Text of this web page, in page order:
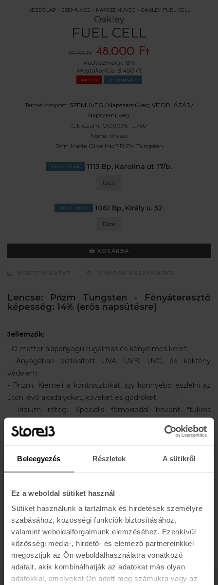
Beleegyezés Részletek A sütikről
Ez a weboldal sütiket használ
Sütiket használunk a tartalmak és hirdetések személyre
szabásához, közösségi funkciók biztosításához,
valamint weboldalforgalmunk elemzéséhez. Ezenkívül
közösségi média-, hirdető- és elemező partnereinkkel
megosztjuk az Ön weboldalhasználatra vonatkozó
adatait, akik kombinálhatják az adatokat más olyan
adatokkal, amelyeket Ön adott meg számukra vagy az
KEZDŐLAP» SZEMÜVEG » NAPSZEMÜVEG » OAKLEY FUEL CELL
Oakley
FUEL CELL
56.490 Ft 48.000 Ft
Kedvezmény: 15%
Megtakarítás: 8.490 Ft
AKCIÓ ÚJDONSÁG
Termékcsoport: SZEMÜVEG / Napszemüveg; VITORLÁZÁS /
Napszemüveg;
Cikkszám: OO9096 - J760
Neme: Unisex
Szín: Matte Olive Ink/PRIZM Tungsten
KÉSZLETEN 1113 Bp, Karolina út 17/b.
1Size
KÉSZLETEN 1061 Bp, Király u. 52.
1Size
KOSÁRBA
Lencse: Prizm Tungsten - Fényáteresztő
képesség: 14% (erős napsütésre)
Jellemzők:
- O matter alapanyagú rugalmas és kényelmes keret.
- Anyagában biztosított UVA, UVB, UVC, és kékfény
védelem.
- Prizm: Kiemeli a kontrasztokat, így könnyebb észlelni az
úton lévő akadályokat, köveket és gödröket.
- Iridium réteg: Speciális fémoxiddal bevont "tükrös
viszonyok közt kiegyenlített fényáteresztést biztosít.
Hídszélesség: 19 mm
Szárhossz:130 mm